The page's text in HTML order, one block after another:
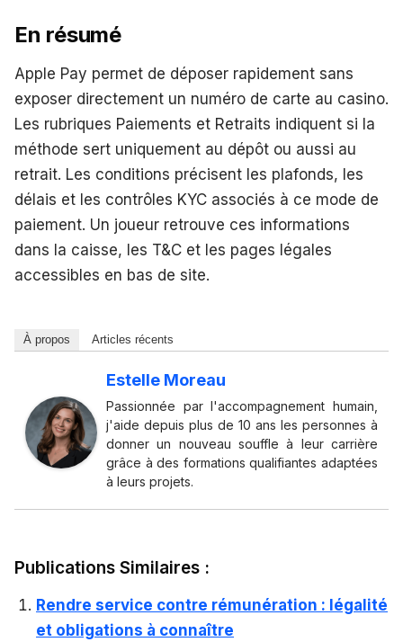
En résumé
Apple Pay permet de déposer rapidement sans
exposer directement un numéro de carte au casino.
Les rubriques Paiements et Retraits indiquent si la
méthode sert uniquement au dépôt ou aussi au
retrait. Les conditions précisent les plafonds, les
délais et les contrôles KYC associés à ce mode de
paiement. Un joueur retrouve ces informations
dans la caisse, les T&C et les pages légales
accessibles en bas de site.
À propos Articles récents
Estelle Moreau
Passionnée par l'accompagnement humain,
j'aide depuis plus de 10 ans les personnes à
donner un nouveau souffle à leur carrière
grâce à des formations qualifiantes adaptées
à leurs projets.
Publications Similaires :
Rendre service contre rémunération : légalité
et obligations à connaître